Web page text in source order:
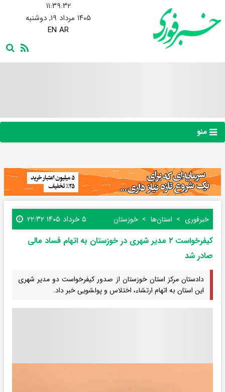
۱۱:۳۹:۳۳
۱۴۰۵ مرداد ۱۹, دوشنبه
EN AR
منو
خبرفوری استان‌ها خوزستان ۵ خرداد ۱۴۰۵ ۲۲:۳۲
کیفرخواست ۲ مدیر شهری در خوزستان به اتهام فساد مالی
صادر شد
دادستان مرکز استان خوزستان از صدور کیفرخواست دو مدیر شهری
این استان به اتهام ارتشاء، اختلاس و پولشویی خبر داد.